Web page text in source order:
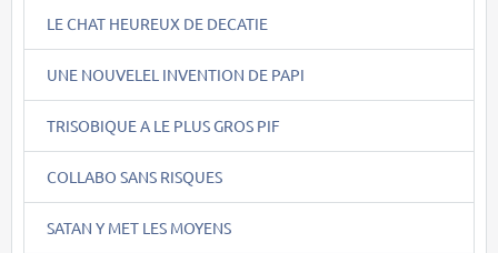
LE CHAT HEUREUX DE DECATIE
UNE NOUVELEL INVENTION DE PAPI
TRISOBIQUE A LE PLUS GROS PIF
COLLABO SANS RISQUES
SATAN Y MET LES MOYENS